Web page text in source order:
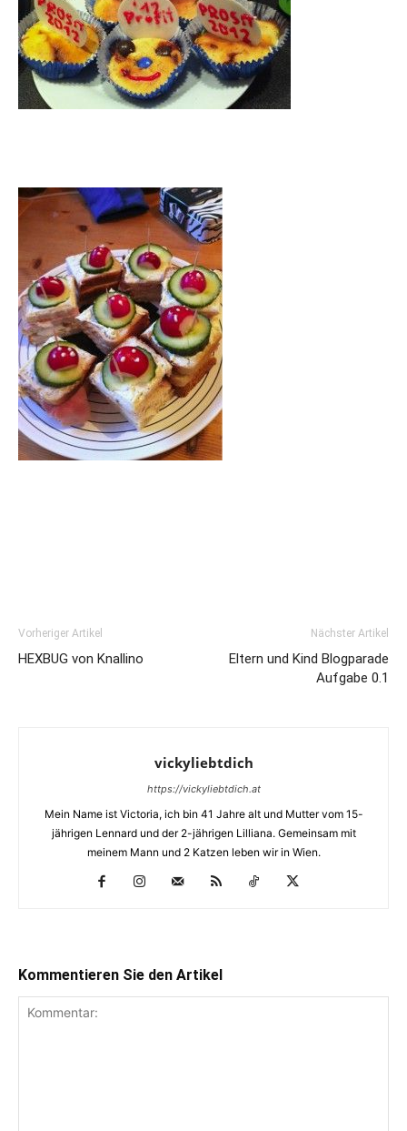
Vorheriger Artikel
HEXBUG von Knallino
Nächster Artikel
Eltern und Kind Blogparade
Aufgabe 0.1
vickyliebtdich
https://vickyliebtdich.at
Mein Name ist Victoria, ich bin 41 Jahre alt und Mutter vom 15-
jährigen Lennard und der 2-jährigen Lilliana. Gemeinsam mit
meinem Mann und 2 Katzen leben wir in Wien.
Kommentieren Sie den Artikel